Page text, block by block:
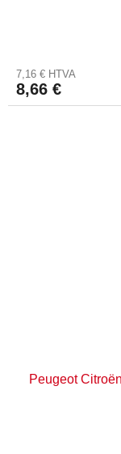
7,16 € HTVA
8,66 €
Peugeot